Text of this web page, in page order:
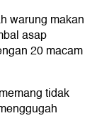
warung makan
asap
20 macam
tidak